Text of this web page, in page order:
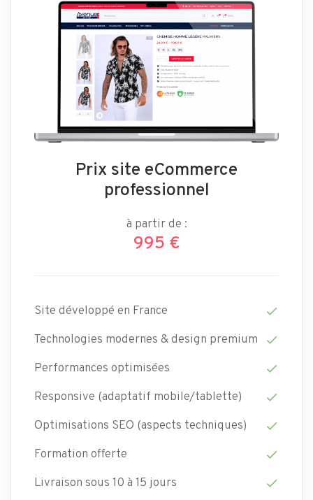
Prix site eCommerce
professionnel
à partir de :
995 €
Site développé en France check
Technologies modernes & design premium check
Performances optimisées check
Responsive (adaptatif mobile/tablette) check
Optimisations SEO (aspects techniques) check
Formation offerte check
Livraison sous 10 à 15 jours check